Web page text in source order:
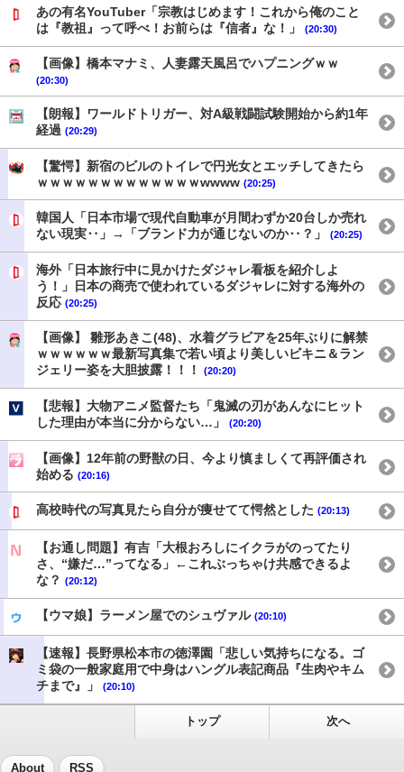
あの有名YouTuber「宗教はじめます！これから俺のこと
は『教祖』って呼べ！お前らは『信者』な！」
(20:30)
【画像】橋本マナミ、人妻露天風呂でハプニングｗｗ
(20:30)
【朗報】ワールドトリガー、対A級戦闘試験開始から約1年
経過 (20:29)
【驚愕】新宿のビルのトイレで円光女とエッチしてきたら
ｗｗｗｗｗｗｗｗｗｗｗｗｗwwww (20:25)
韓国人「日本市場で現代自動車が月間わずか20台しか売れ
ない現実‥」→「ブランド力が通じないのか‥？」
(20:25)
海外「日本旅行中に見かけたダジャレ看板を紹介しよ
う！」日本の商売で使われているダジャレに対する海外の
反応 (20:25)
【画像】 雛形あきこ(48)、水着グラビアを25年ぶりに解禁
ｗｗｗｗｗｗ最新写真集で若い頃より美しいビキニ＆ラン
ジェリー姿を大胆披露！！！
(20:20)
【悲報】大物アニメ監督たち「鬼滅の刃があんなにヒット
した理由が本当に分からない…」
(20:20)
【画像】12年前の野獣の日、今より慎ましくて再評価され
始める (20:16)
高校時代の写真見たら自分が痩せてて愕然とした (20:13)
【お通し問題】有吉「大根おろしにイクラがのってたり
さ、“嫌だ…”ってなる」←これぶっちゃけ共感できるよ
な？ (20:12)
【ウマ娘】ラーメン屋でのシュヴァル (20:10)
【速報】長野県松本市の徳澤園「悲しい気持ちになる。ゴ
ミ袋の一般家庭用で中身はハングル表記商品『生肉やキム
チまで』」
(20:10)
トップ 次へ
About RSS